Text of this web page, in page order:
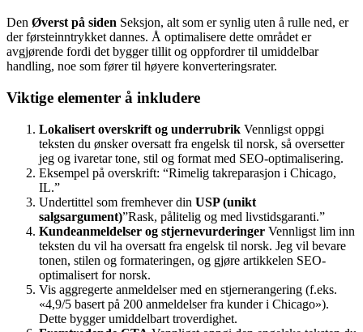
Den Øverst på siden Seksjon, alt som er synlig uten å rulle ned, er
der førsteinntrykket dannes. Å optimalisere dette området er
avgjørende fordi det bygger tillit og oppfordrer til umiddelbar
handling, noe som fører til høyere konverteringsrater.
Viktige elementer å inkludere
Lokalisert overskrift og underrubrik Vennligst oppgi
teksten du ønsker oversatt fra engelsk til norsk, så oversetter
jeg og ivaretar tone, stil og format med SEO-optimalisering.
Eksempel på overskrift: “Rimelig takreparasjon i Chicago,
IL.”
Undertittel som fremhever din USP (unikt
salgsargument)”Rask, pålitelig og med livstidsgaranti.”
Kundeanmeldelser og stjernevurderinger Vennligst lim inn
teksten du vil ha oversatt fra engelsk til norsk. Jeg vil bevare
tonen, stilen og formateringen, og gjøre artikkelen SEO-
optimalisert for norsk.
Vis aggregerte anmeldelser med en stjernerangering (f.eks.
«4,9/5 basert på 200 anmeldelser fra kunder i Chicago»).
Dette bygger umiddelbart troverdighet.